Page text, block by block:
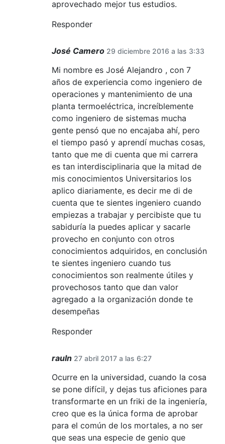
aprovechado mejor tus estudios.
Responder
José Camero 29 diciembre 2016 a las 3:33
Mi nombre es José Alejandro , con 7
años de experiencia como ingeniero de
operaciones y mantenimiento de una
planta termoeléctrica, increíblemente
como ingeniero de sistemas mucha
gente pensó que no encajaba ahí, pero
el tiempo pasó y aprendí muchas cosas,
tanto que me di cuenta que mi carrera
es tan interdisciplinaria que la mitad de
mis conocimientos Universitarios los
aplico diariamente, es decir me di de
cuenta que te sientes ingeniero cuando
empiezas a trabajar y percibiste que tu
sabiduría la puedes aplicar y sacarle
provecho en conjunto con otros
conocimientos adquiridos, en conclusión
te sientes ingeniero cuando tus
conocimientos son realmente útiles y
provechosos tanto que dan valor
agregado a la organización donde te
desempeñas
Responder
rauln 27 abril 2017 a las 6:27
Ocurre en la universidad, cuando la cosa
se pone difícil, y dejas tus aficiones para
transformarte en un friki de la ingeniería,
creo que es la única forma de aprobar
para el común de los mortales, a no ser
que seas una especie de genio que